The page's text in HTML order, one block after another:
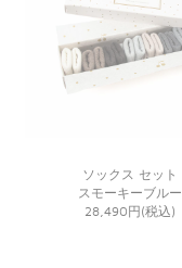
ソックス セット
スモーキーブルー
28,490円(税込)